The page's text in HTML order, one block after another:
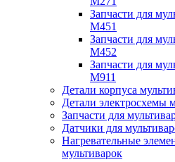
Запчасти для
M451
Запчасти для
M452
Запчасти для
M911
Детали корпуса
Детали электросхемы
Запчасти для
Датчики для
Нагревательные
мультиварок